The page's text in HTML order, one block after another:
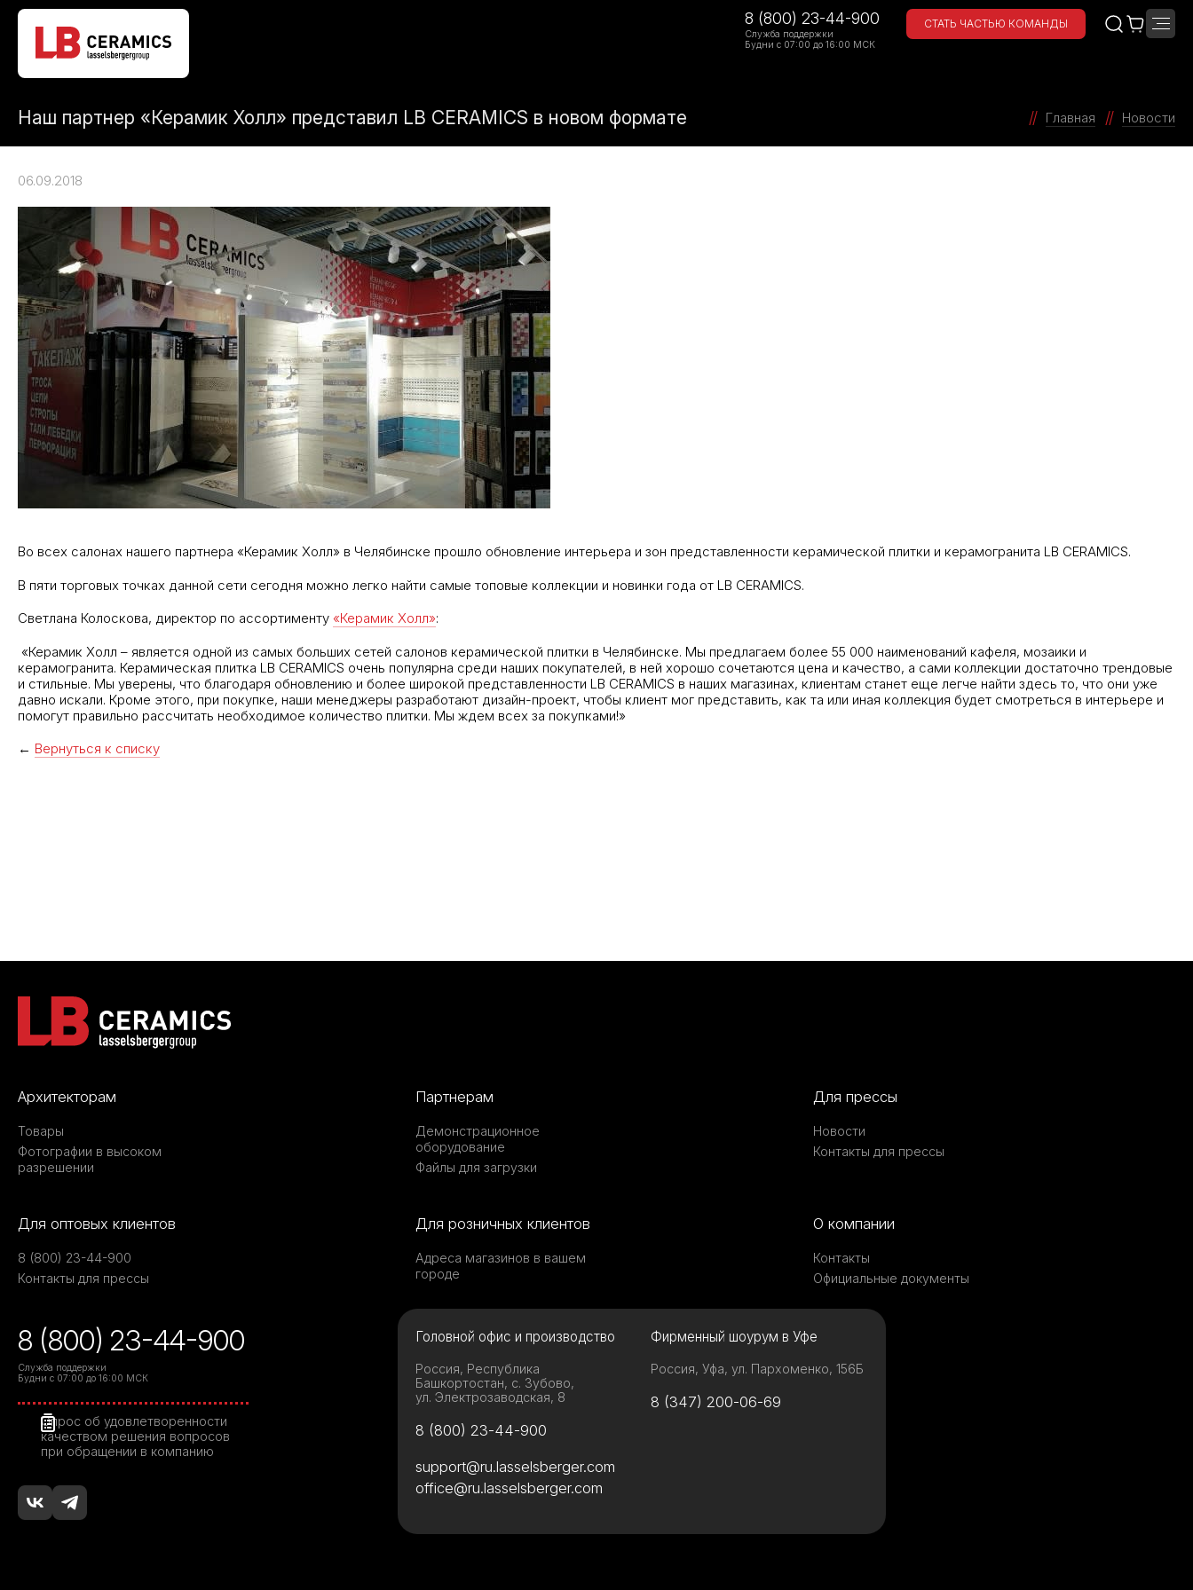
8 (800) 23-44-900
Служба поддержки
Будни с 07:00 до 16:00 МСК
СТАТЬ ЧАСТЬЮ КОМАНДЫ
Наш партнер «Керамик Холл» представил LB CERAMICS в новом формате Главная Новости
06.09.2018
Во всех салонах нашего партнера «Керамик Холл» в Челябинске прошло обновление интерьера и зон представленности керамической плитки и керамогранита LB CERAMICS.
В пяти торговых точках данной сети сегодня можно легко найти самые топовые коллекции и новинки года от LB CERAMICS.
Светлана Колоскова, директор по ассортименту «Керамик Холл»:
«Керамик Холл – является одной из самых больших сетей салонов керамической плитки в Челябинске. Мы предлагаем более 55 000 наименований кафеля, мозаики и
керамогранита. Керамическая плитка LB CERAMICS очень популярна среди наших покупателей, в ней хорошо сочетаются цена и качество, а сами коллекции достаточно трендовые
и стильные. Мы уверены, что благодаря обновлению и более широкой представленности LB CERAMICS в наших магазинах, клиентам станет еще легче найти здесь то, что они уже
давно искали. Кроме этого, при покупке, наши менеджеры разработают дизайн-проект, чтобы клиент мог представить, как та или иная коллекция будет смотреться в интерьере и
помогут правильно рассчитать необходимое количество плитки. Мы ждем всех за покупками!»
← Вернуться к списку
Архитекторам
Товары
Фотографии в высоком
разрешении
Партнерам
Демонстрационное
оборудование
Файлы для загрузки
Для прессы
Новости
Контакты для прессы
Для оптовых клиентов
8 (800) 23-44-900
Контакты для прессы
Для розничных клиентов
Адреса магазинов в вашем
городе
О компании
Контакты
Официальные документы
8 (800) 23-44-900
Служба поддержки
Будни с 07:00 до 16:00 МСК
Опрос об удовлетворенности
качеством решения вопросов
при обращении в компанию
Головной офис и производство
Россия, Республика
Башкортостан, с. Зубово,
ул. Электрозаводская, 8
8 (800) 23-44-900
Фирменный шоурум в Уфе
Россия, Уфа, ул. Пархоменко, 156Б
8 (347) 200-06-69
support@ru.lasselsberger.com
office@ru.lasselsberger.com